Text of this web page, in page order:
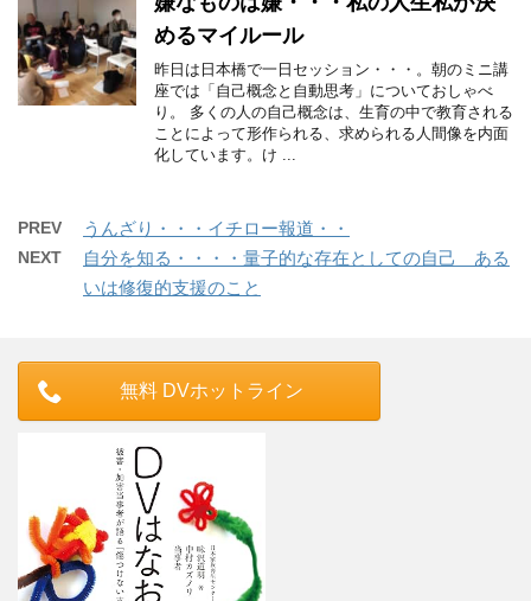
めるマイルール
昨日は日本橋で一日セッション・・・。朝のミニ講
座では「自己概念と自動思考」についておしゃべ
り。 多くの人の自己概念は、生育の中で教育される
ことによって形作られる、求められる人間像を内面
化しています。け ...
PREV うんざり・・・イチロー報道・・
NEXT
自分を知る・・・・量子的な存在としての自己 ある
いは修復的支援のこと
無料 DVホットライン